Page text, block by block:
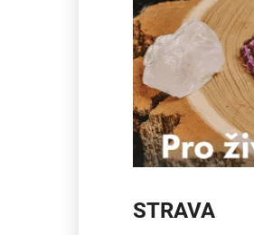
STRAVA